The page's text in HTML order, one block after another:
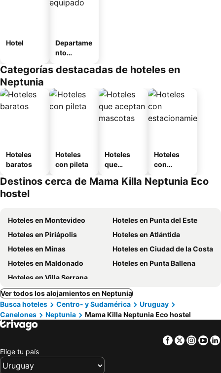
Hotel
Departame
nto
Categorías destacadas de hoteles en
Neptunia
Hoteles
baratos
Hoteles
con pileta
Hoteles
que
mascotas
Hoteles
con
miento
Destinos cerca de Mama Killa Neptunia Eco
hostel
Hoteles en Montevideo
Hoteles en Punta del Este
Hoteles en Piriápolis
Hoteles en Atlántida
Hoteles en Minas
Hoteles en Ciudad de la Costa
Hoteles en Maldonado
Hoteles en Punta Ballena
Hoteles en Villa Serrana
Ver todos los alojamientos en Neptunia
Busca hoteles
Centro- y Sudamérica
Uruguay
Canelones
Neptunia Mama Killa Neptunia Eco hostel
Facebook
Twitter
Elige tu país